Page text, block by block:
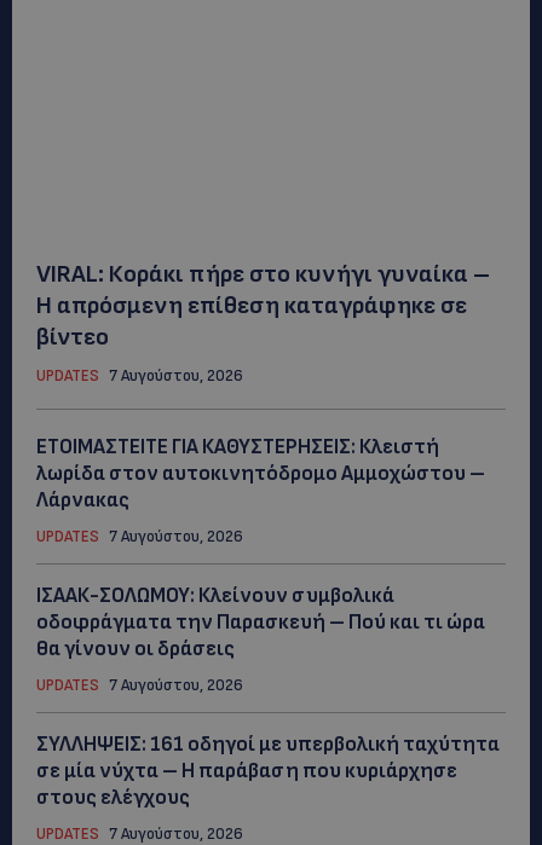
VIRAL: Κοράκι πήρε στο κυνήγι γυναίκα –
Η απρόσμενη επίθεση καταγράφηκε σε
βίντεο
UPDATES 7 Αυγούστου, 2026
ΕΤΟΙΜΑΣΤΕΙΤΕ ΓΙΑ ΚΑΘΥΣΤΕΡΗΣΕΙΣ: Κλειστή
λωρίδα στον αυτοκινητόδρομο Αμμοχώστου –
Λάρνακας
UPDATES 7 Αυγούστου, 2026
ΙΣΑΑΚ-ΣΟΛΩΜΟΥ: Κλείνουν συμβολικά
οδοφράγματα την Παρασκευή – Πού και τι ώρα
θα γίνουν οι δράσεις
UPDATES 7 Αυγούστου, 2026
ΣΥΛΛΗΨΕΙΣ: 161 οδηγοί με υπερβολική ταχύτητα
σε μία νύχτα – Η παράβαση που κυριάρχησε
στους ελέγχους
UPDATES 7 Αυγούστου, 2026